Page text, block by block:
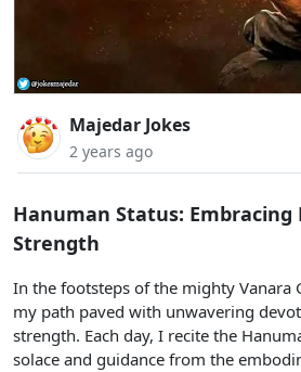
Majedar Jokes
2 years ago
Hanuman Status: Embracing
Strength
In the footsteps of the mighty Vanara
my path paved with unwavering
strength. Each day, I recite the
solace and guidance from the